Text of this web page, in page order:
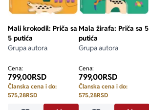
Mali krokodil: Priča sa
5 putića
Grupa autora
Cena:
799,00RSD
Članska cena i do:
575,28RSD
Mala žirafa: Priča sa 5
putića
Grupa autora
Cena:
799,00RSD
Članska cena i do:
575,28RSD